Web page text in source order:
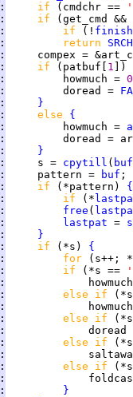
: if (cmdchr ==
: if
(get_cmd &&
: if (!
: return
:
: if (patbuf[ 1
])
:
         howmuch =
0
:
         doread =
:
}
: else {
:
         howmuch =
:
:
}
:
     s =
cpytill ( buf
:
     pattern =
buf
: if (*pattern) {
: if (*
: free (
: lastpat =
:
}
: if (*s) {
: for
(s++;
: if (*s ==
:
: else if
:
: else if
:
: else if
:
: else if
:
:
}